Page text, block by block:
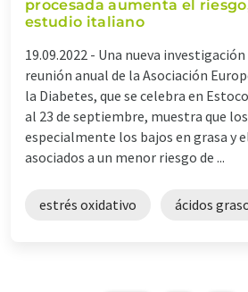
procesada aumenta el
estudio italiano
19.09.2022 - Una nueva
reunión anual de la Asociación
la Diabetes, que se celebra en
al 23 de septiembre, muestra que
especialmente los bajos en grasa y
asociados a un menor riesgo de ...
estrés oxidativo ácidos